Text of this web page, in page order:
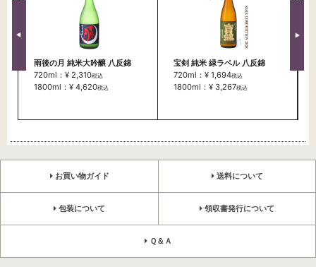
雨後の月 純米大吟醸 八反錦
720ml：¥ 2,310税込
1800ml：¥ 4,620税込
宝剣 純米 緑ラベル 八反錦
720ml：¥ 1,694税込
1800ml：¥ 3,267税込
お買い物ガイド 送料について
包装について 領収書発行について
Ｑ＆Ａ